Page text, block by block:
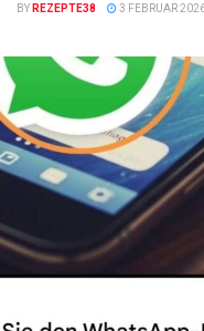
BY REZEPTE38 3 FEBRUAR